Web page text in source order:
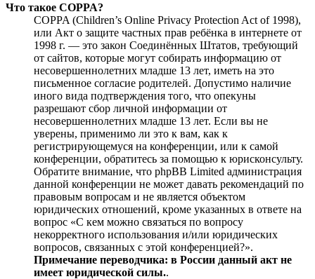
Что такое COPPA?
COPPA (Children’s Online Privacy Protection Act of 1998),
или Акт о защите частных прав ребёнка в интернете от
1998 г. — это закон Соединённых Штатов, требующий
от сайтов, которые могут собирать информацию от
несовершеннолетних младше 13 лет, иметь на это
письменное согласие родителей. Допустимо наличие
иного вида подтверждения того, что опекуны
разрешают сбор личной информации от
несовершеннолетних младше 13 лет. Если вы не
уверены, применимо ли это к вам, как к
регистрирующемуся на конференции, или к самой
конференции, обратитесь за помощью к юрисконсульту.
Обратите внимание, что phpBB Limited администрация
данной конференции не может давать рекомендаций по
правовым вопросам и не является объектом
юридических отношений, кроме указанных в ответе на
вопрос «С кем можно связаться по вопросу
некорректного использования и/или юридических
вопросов, связанных с этой конференцией?».
Примечание переводчика: в России данный акт не
имеет юридической силы..